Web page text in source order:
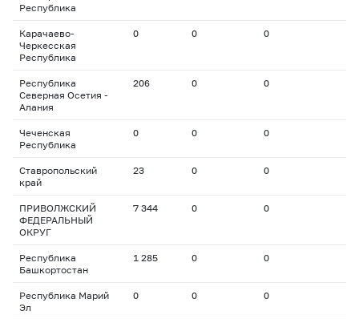
Республика
Карачаево-
Черкесская
Республика
0 0 0
Республика
Северная Осетия -
Алания
206 0 0
Чеченская
Республика
0 0 0
Ставропольский
край
23 0 0
ПРИВОЛЖСКИЙ
ФЕДЕРАЛЬНЫЙ
ОКРУГ
7 344 0 0
Республика
Башкортостан
1 285 0 0
Республика Марий
Эл
0 0 0